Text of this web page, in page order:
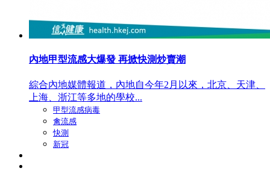
內地甲型流感大爆發 再掀快測炒賣潮
綜合內地媒體報道，內地自今年2月以來，北京、天津、
上海、浙江等多地的學校...
甲型流感病毒
禽流感
快測
新冠